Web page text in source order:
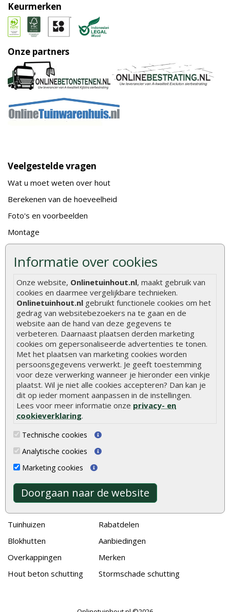
Informatie over cookies
Onze website, Onlinetuinhout.nl, maakt gebruik van
cookies en daarmee vergelijkbare technieken.
Onlinetuinhout.nl gebruikt functionele cookies om het
gedrag van websitebezoekers na te gaan en de
website aan de hand van deze gegevens te
verbeteren. Daarnaast plaatsen derden marketing
cookies om gepersonaliseerde advertenties te tonen.
Met het plaatsen van marketing cookies worden
persoonsgegevens verwerkt. Je geeft toestemming
voor deze verwerking wanneer je hieronder een vinkje
plaatst. Wil je niet alle cookies accepteren? Dan kan je
dit op ieder moment aanpassen in de instellingen.
Lees voor meer informatie onze privacy- en
cookieverklaring.
Technische cookies
Analytische cookies
Marketing cookies
Doorgaan naar de website
Keurmerken
Onze partners
Veelgestelde vragen
Wat u moet weten over hout
Berekenen van de hoeveelheid
Foto's en voorbeelden
Montage
De fundering van een vlonder leggen
Hoe zelf een houten overkapping maken
Hoe zelf een vlonder leggen
Hoe betonpaal plaatsen
Hoe schutting plaatsen
De 9 beste tuinschermen van Onlinetuinhout.nl
Stijlvolle houtsoorten voor in de tuin
Duurzame tuin
Welke palen voor een schapenhek
Schutting
Vlonderplanken
Tuinpalen
Tuinhuizen
Blokhutten
Overkappingen
Hout beton schutting
Steigerplanken
Rabatdelen
Aanbiedingen
Merken
Stormschade schutting